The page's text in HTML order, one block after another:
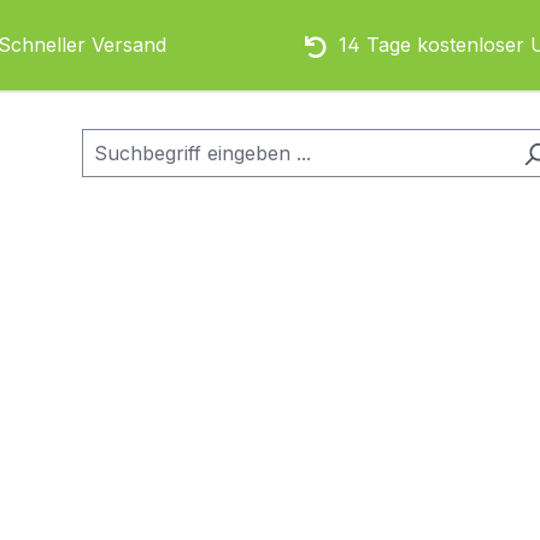
Versand 14 Tage kostenloser